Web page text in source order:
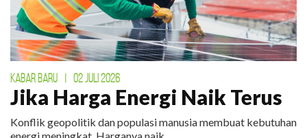
KABAR BARU 02 JULI 2026
Jika Harga Energi Naik Terus
Konflik geopolitik dan populasi manusia membuat kebutuhan